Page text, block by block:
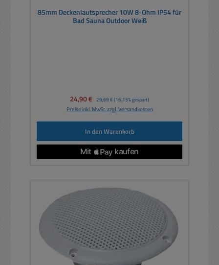
85mm Deckenlautsprecher 10W 8-Ohm IP54 für
Bad Sauna Outdoor Weiß
Verkaufspreis:
24,90 € Regulärer Preis:
29,69 € (16.13% gespart)
Preise inkl. MwSt. zzgl. Versandkosten
In den Warenkorb